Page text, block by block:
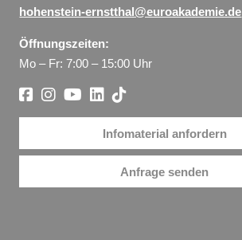
hohenstein-ernstthal@euroakademie.de
Öffnungszeiten:
Mo – Fr: 7:00 – 15:00 Uhr
Infomaterial anfordern
Anfrage senden